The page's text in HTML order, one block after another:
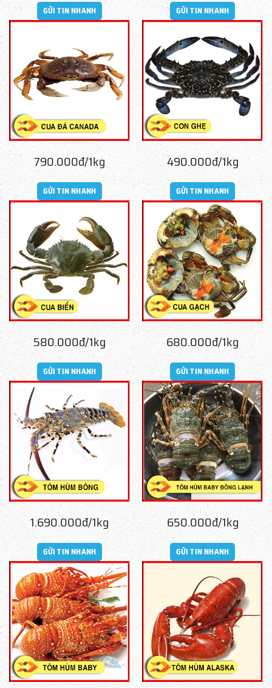
GỬI TIN NHANH GỬI TIN NHANH
790.000đ/1kg
GỬI TIN NHANH
490.000đ/1kg
GỬI TIN NHANH
580.000đ/1kg
GỬI TIN NHANH
680.000đ/1kg
GỬI TIN NHANH
1.690.000đ/1kg
GỬI TIN NHANH
650.000đ/1kg
GỬI TIN NHANH